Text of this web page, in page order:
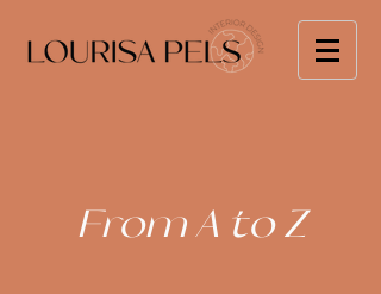
From A to Z